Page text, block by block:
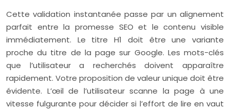
Cette validation instantanée passe par un alignement
parfait entre la promesse SEO et le contenu visible
immédiatement. Le titre H1 doit être une variante
proche du titre de la page sur Google. Les mots-clés
que l’utilisateur a recherchés doivent apparaître
rapidement. Votre proposition de valeur unique doit être
évidente. L’œil de l’utilisateur scanne la page à une
vitesse fulgurante pour décider si l’effort de lire en vaut